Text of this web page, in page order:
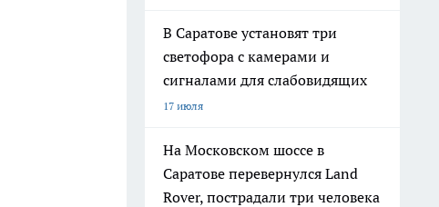
В Саратове установят три
светофора с камерами и
сигналами для слабовидящих
17 июля
На Московском шоссе в
Саратове перевернулся Land
Rover, пострадали три человека